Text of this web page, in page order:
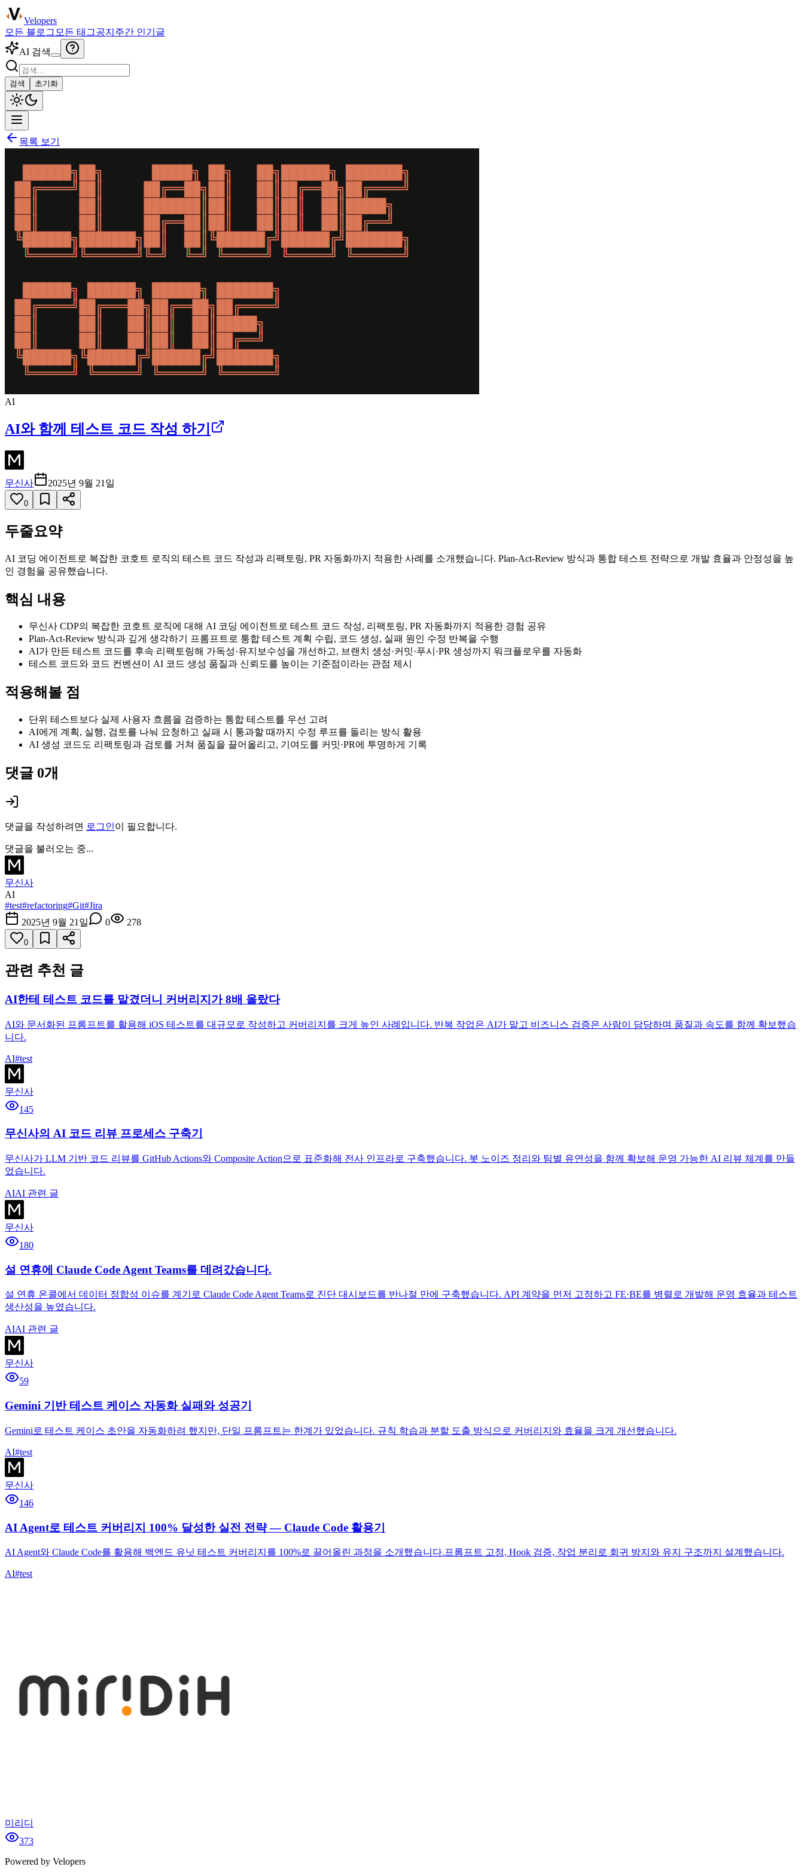
Velopers
모든 블로그 모든 태그공지 주간 인기글
AI 검색
검색 초기화
목록 보기
AI
AI와 함께 테스트 코드 작성 하기
무신사 2025년 9월 21일
0
두줄요약
AI 코딩 에이전트로 복잡한 코호트 로직의 테스트 코드 작성과 리팩토링, PR 자동화까지 적용한 사례를 소개했습니다. Plan-Act-Review 방식과 통합 테스트 전략으로 개발 효율과 안정성을 높
인 경험을 공유했습니다.
핵심 내용
무신사 CDP의 복잡한 코호트 로직에 대해 AI 코딩 에이전트로 테스트 코드 작성, 리팩토링, PR 자동화까지 적용한 경험 공유
Plan-Act-Review 방식과 깊게 생각하기 프롬프트로 통합 테스트 계획 수립, 코드 생성, 실패 원인 수정 반복을 수행
AI가 만든 테스트 코드를 후속 리팩토링해 가독성·유지보수성을 개선하고, 브랜치 생성·커밋·푸시·PR 생성까지 워크플로우를 자동화
테스트 코드와 코드 컨벤션이 AI 코드 생성 품질과 신뢰도를 높이는 기준점이라는 관점 제시
적용해볼 점
단위 테스트보다 실제 사용자 흐름을 검증하는 통합 테스트를 우선 고려
AI에게 계획, 실행, 검토를 나눠 요청하고 실패 시 통과할 때까지 수정 루프를 돌리는 방식 활용
AI 생성 코드도 리팩토링과 검토를 거쳐 품질을 끌어올리고, 기여도를 커밋·PR에 투명하게 기록
댓글 0개
댓글을 작성하려면 로그인이 필요합니다.
댓글을 불러오는 중...
무신사
AI
#test#refactoring#Git#Jira
2025년 9월 21일
0 278
0
관련 추천 글
AI한테 테스트 코드를 맡겼더니 커버리지가 8배 올랐다
AI와 문서화된 프롬프트를 활용해 iOS 테스트를 대규모로 작성하고 커버리지를 크게 높인 사례입니다. 반복 작업은 AI가 맡고 비즈니스 검증은 사람이 담당하며 품질과 속도를 함께 확보했습
니다.
AI#test
무신사
145
무신사의 AI 코드 리뷰 프로세스 구축기
무신사가 LLM 기반 코드 리뷰를 GitHub Actions와 Composite Action으로 표준화해 전사 인프라로 구축했습니다. 봇 노이즈 정리와 팀별 유연성을 함께 확보해 운영 가능한 AI 리뷰 체계를 만들
었습니다.
AIAI 관련 글
무신사
180
설 연휴에 Claude Code Agent Teams를 데려갔습니다.
설 연휴 온콜에서 데이터 정합성 이슈를 계기로 Claude Code Agent Teams로 진단 대시보드를 반나절 만에 구축했습니다. API 계약을 먼저 고정하고 FE·BE를 병렬로 개발해 운영 효율과 테스트
생산성을 높였습니다.
AIAI 관련 글
무신사
59
Gemini 기반 테스트 케이스 자동화 실패와 성공기
Gemini로 테스트 케이스 초안을 자동화하려 했지만, 단일 프롬프트는 한계가 있었습니다. 규칙 학습과 분할 도출 방식으로 커버리지와 효율을 크게 개선했습니다.
AI#test
무신사
146
AI Agent로 테스트 커버리지 100% 달성한 실전 전략 — Claude Code 활용기
AI Agent와 Claude Code를 활용해 백엔드 유닛 테스트 커버리지를 100%로 끌어올린 과정을 소개했습니다.프롬프트 고정, Hook 검증, 작업 분리로 회귀 방지와 유지 구조까지 설계했습니다.
AI#test
미리디
373
Powered by Velopers